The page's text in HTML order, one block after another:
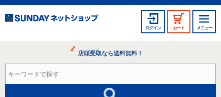
ログイン カート メニュー
店頭受取なら送料無料！